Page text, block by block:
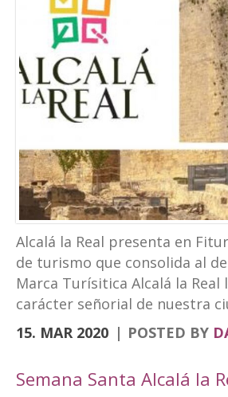
Alcalá la Real presenta en
de turismo que consolida al
Marca Turísitica Alcalá la Real
carácter señorial de nuestra
vanguardia y su realidad actual
moderna. Fortaleza Abacial y
«convivimos siendo además
15. MAR 2020 POSTED BY